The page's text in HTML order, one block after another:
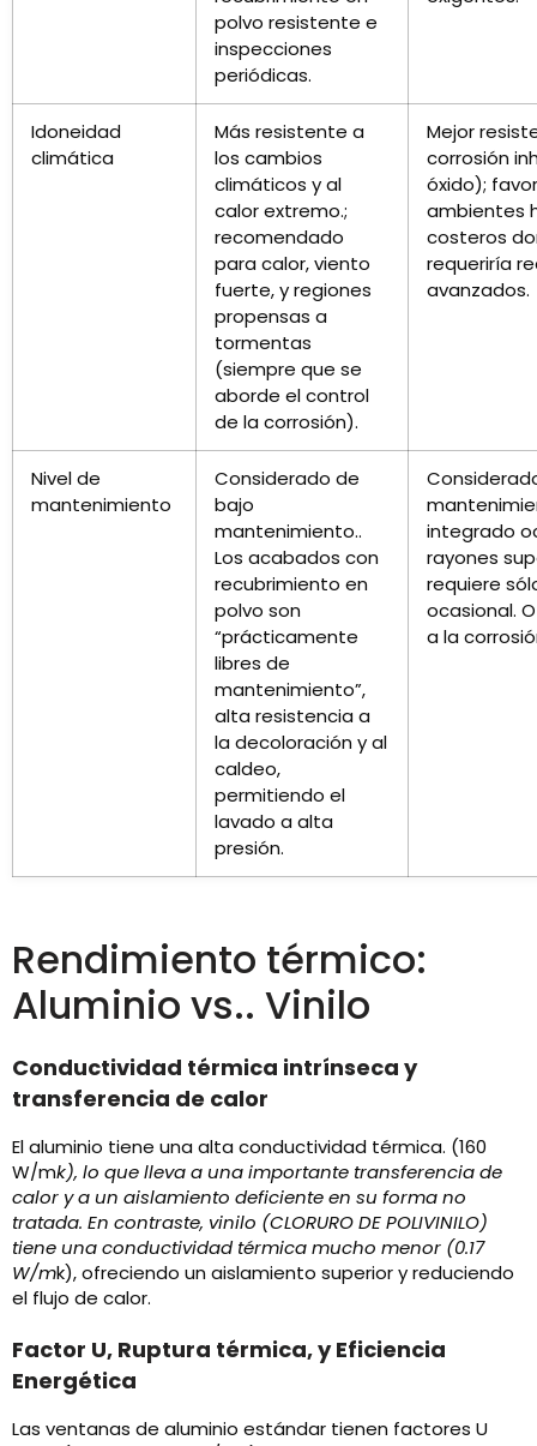
polvo resistente e
inspecciones
periódicas.
Idoneidad
climática
Más resistente a
los cambios
climáticos y al
calor extremo.;
recomendado
para calor, viento
fuerte, y regiones
propensas a
tormentas
(siempre que se
aborde el control
de la corrosión).
Mejor
corrosión
óxido);
ambientes
costeros
requeriría
avanzados.
Nivel de
mantenimiento
Considerado de
bajo
mantenimiento..
Los acabados con
recubrimiento en
polvo son
“prácticamente
libres de
mantenimiento”,
alta resistencia a
la decoloración y al
caldeo,
permitiendo el
lavado a alta
presión.
integrado
rayones
requiere
ocasional.
a la
Rendimiento térmico:
Aluminio vs.. Vinilo
Conductividad térmica intrínseca y
transferencia de calor
El aluminio tiene una alta conductividad térmica. (160
W/mk), lo que lleva a una importante transferencia de
calor y a un aislamiento deficiente en su forma no
tratada. En contraste, vinilo (CLORURO DE POLIVINILO)
tiene una conductividad térmica mucho menor (0.17
W/mk), ofreciendo un aislamiento superior y reduciendo
el flujo de calor.
Factor U, Ruptura térmica, y Eficiencia
Energética
Las ventanas de aluminio estándar tienen factores U